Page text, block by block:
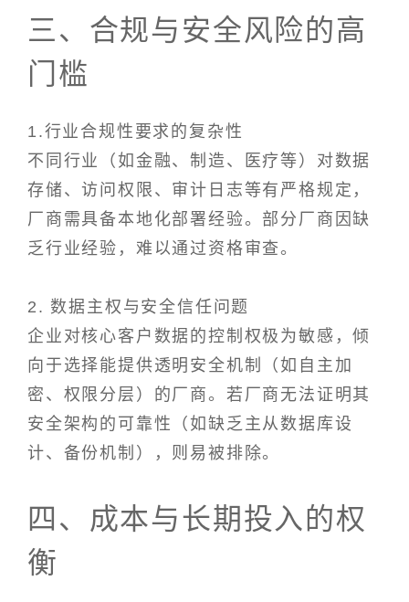
三、合规与安全风险的高
门槛
1.行业合规性要求的复杂性
不同行业（如金融、制造、医疗等）对数据
存储、访问权限、审计日志等有严格规定，
厂商需具备本地化部署经验。部分厂商因缺
乏行业经验，难以通过资格审查。
2. 数据主权与安全信任问题
企业对核心客户数据的控制权极为敏感，倾
向于选择能提供透明安全机制（如自主加
密、权限分层）的厂商。若厂商无法证明其
安全架构的可靠性（如缺乏主从数据库设
计、备份机制），则易被排除。
四、成本与长期投入的权
衡